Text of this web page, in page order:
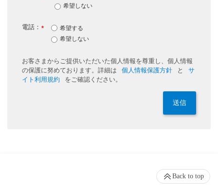
希望しない
*
電話：
希望する
希望しない
お客さまからご提供いただいた個人情報を尊重し、個人情報
の保護に努めております。詳細は
個人情報保護方針 と
サ
イト利用規約
をご確認ください。
送信
Back to top